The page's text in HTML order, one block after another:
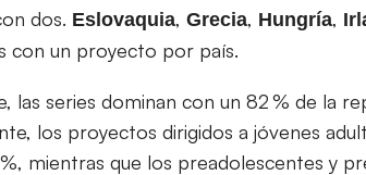
dos. Eslovaquia, Grecia, Hungría,
con un proyecto por país.
las series dominan con un 82 % de la
los proyectos dirigidos a jóvenes
mientras que los preadolescentes y